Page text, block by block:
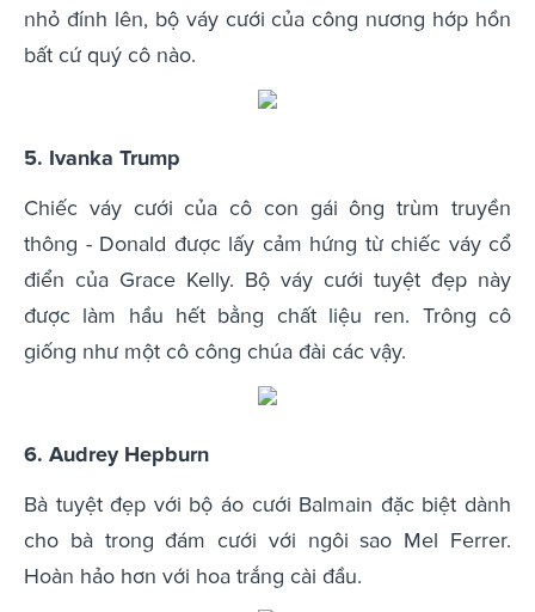
nhỏ đính lên, bộ váy cưới của công nương hớp hồn
bất cứ quý cô nào.
5. Ivanka Trump
Chiếc váy cưới của cô con gái ông trùm truyền
thông - Donald được lấy cảm hứng từ chiếc váy cổ
điển của Grace Kelly. Bộ váy cưới tuyệt đẹp này
được làm hầu hết bằng chất liệu ren. Trông cô
giống như một cô công chúa đài các vậy.
6. Audrey Hepburn
Bà tuyệt đẹp với bộ áo cưới Balmain đặc biệt dành
cho bà trong đám cưới với ngôi sao Mel Ferrer.
Hoàn hảo hơn với hoa trắng cài đầu.